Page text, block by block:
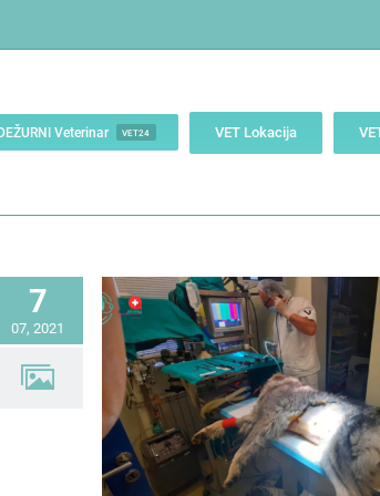
Veterinar VET24 VET Lokacija
7
07, 2021